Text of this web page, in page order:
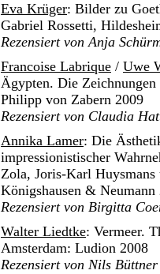
Eva Krüger: Bilder zu
Gabriel Rossetti,
Rezensiert von Anja
Francoise Labrique / Uwe
Ägypten. Die Zeichnungen
Philipp von Zabern 2009
Rezensiert von Claudia
Annika Lamer: Die
impressionistischer
Zola, Joris-Karl
Königshausen & Neumann
Rezensiert von Birgitta
Walter Liedtke: Vermeer.
Amsterdam: Ludion 2008
Rezensiert von Nils Büttner